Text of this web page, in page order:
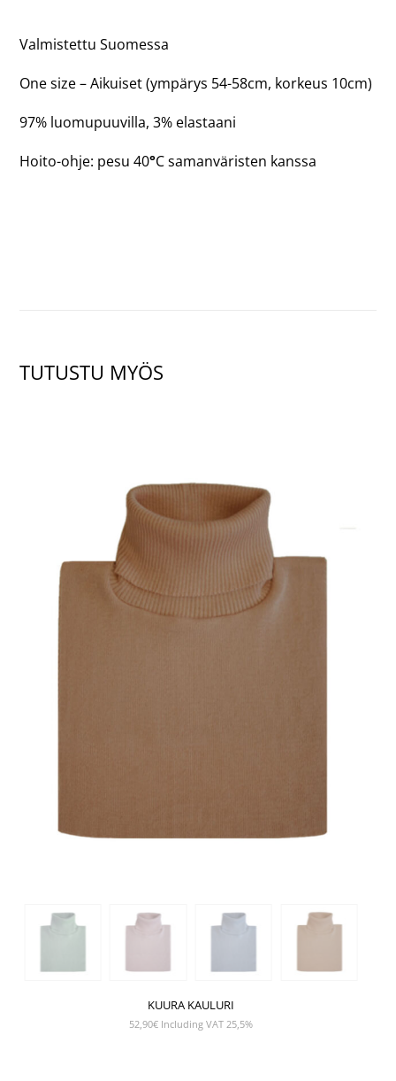
Valmistettu Suomessa
One size – Aikuiset (ympärys 54-58cm, korkeus 10cm)
97% luomupuuvilla, 3% elastaani
Hoito-ohje: pesu 40°C samanväristen kanssa
TUTUSTU MYÖS
KUURA KAULURI
52,90€ Including VAT 25,5%